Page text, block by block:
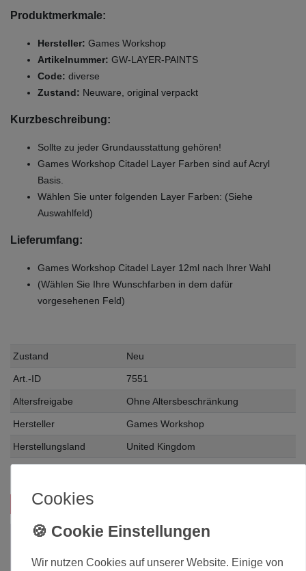
Produktmerkmale:
Hersteller: Games Workshop
Artikelnummer: GW-LAYER-PAINTS
Code: diverse
Zustand: Neuware, original verpackt
Kurzbeschreibung:
Sollte zu jeder Grundausstattung gehören!
Games Workshop Citadel Layer Farben sind auf Acryl
Basis.
Wählen Sie unter folgenden Layer Farben: (Siehe
Auswahlfeld)
Lieferumfang:
Games Workshop Citadel Layer 12ml nach Ihrer Wahl
(Wählen Sie Ihre Wunschfarben in dem dafür
vorgesehenen Feld)
Zustand Neu
Art.-ID 7551
Altersfreigabe Ohne Altersbeschränkung
Hersteller Games Workshop
Herstellungsland United Kingdom
Das passt zu diesem Produkt:
Cookies
Wir nutzen Cookies auf unserer Website. Einige von